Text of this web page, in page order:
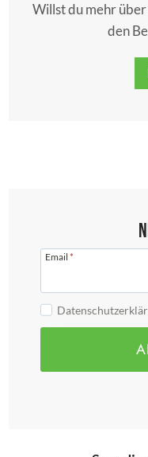
Willst du mehr
den
Email *